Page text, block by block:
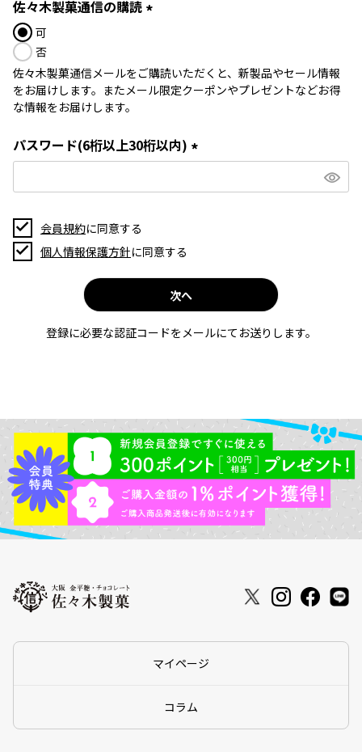
)
佐々木製菓通信の購読
須
)
可
否
佐々木製菓通信メールをご購読いただくと、新製品やセール情報
をお届けします。またメール限定クーポンやプレゼントなどお得
な情報をお届けします。
パスワード(6桁以上30桁以内)
必
会員規約に同意する
個人情報保護方針に同意する
次へ
登録に必要な認証コードをメールにてお送りします。
マイページ
コラム